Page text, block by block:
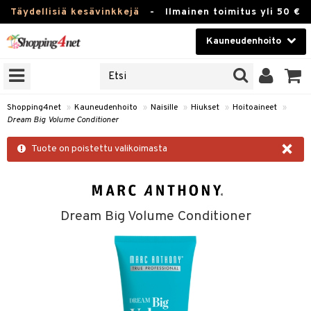
Täydellisiä kesävinkkejä - Ilmainen toimitus yli 50 €
Kauneudenhoito
Kauneudenhoito
Piilolinssit
Apteekki
Koti & Sisustus
Lelut, Lapsi & Vauva
Shopping4net » Kauneudenhoito » Naisille » Hiukset » Hoitoaineet »
Dream Big Volume Conditioner
×
Tuote on poistettu valikoimasta
Dream Big Volume Conditioner